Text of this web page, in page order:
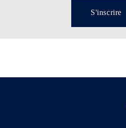
S'inscrire